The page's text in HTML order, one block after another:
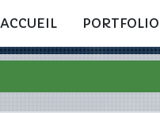
ACCUEIL PORTFOLIO